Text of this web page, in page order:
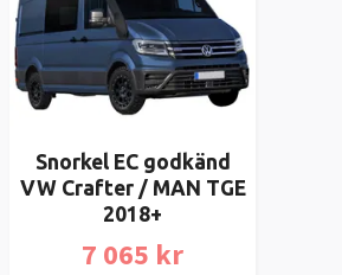
Snorkel EC godkänd
VW Crafter / MAN TGE
2018+
7 065 kr